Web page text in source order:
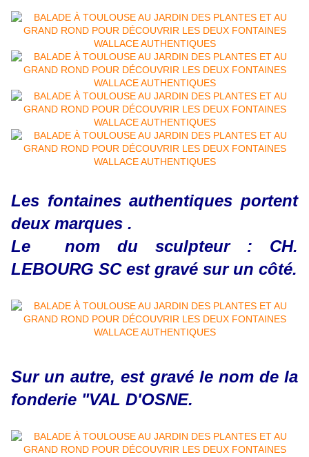
Les fontaines authentiques portent
deux marques .
Le nom du sculpteur : CH.
LEBOURG SC est gravé sur un côté.
Sur un autre, est gravé le nom de la
fonderie "VAL D'OSNE.